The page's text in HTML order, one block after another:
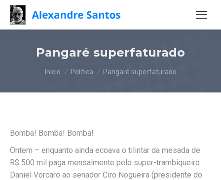
Pangaré superfaturado
Você está aqui:
Início Política Pangaré superfaturado
Bomba! Bomba! Bomba!
Ontem – enquanto ainda ecoava o tilintar da mesada de
R$ 500 mil paga mensalmente pelo super-trambiqueiro
Daniel Vorcaro ao senador Ciro Nogueira (presidente do